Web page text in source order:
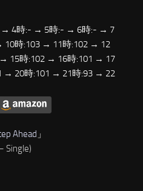
4時:- → 5時:- → 6時:- → 7
時:103 → 11時:102 → 12
15時:102 → 16時:101 → 17
→ 20時:101 → 21時:93 → 22
Ahead 」
Single)